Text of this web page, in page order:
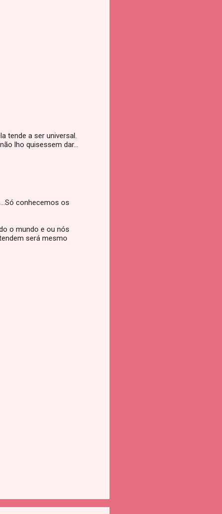
tende a ser universal.
lho quisessem dar...
conhecemos os
o mundo e ou nós
será mesmo